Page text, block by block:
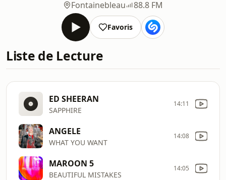
Fontainebleau
88.8 FM
Favoris
Liste de Lecture
ED SHEERAN
SAPPHIRE
14:11
ANGELE
WHAT YOU WANT
14:08
MAROON 5
BEAUTIFUL MISTAKES
14:05